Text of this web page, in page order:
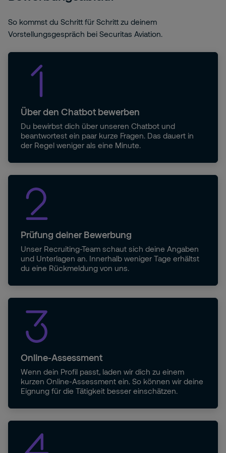
So kommst du Schritt für Schritt zu deinem
Vorstellungsgespräch bei Securitas Aviation.
Über den Chatbot bewerben
Du bewirbst dich über unseren Chatbot und
beantwortest ein paar kurze Fragen. Das dauert in
der Regel weniger als eine Minute.
Prüfung deiner Bewerbung
Unser Recruiting-Team schaut sich deine Angaben
und Unterlagen an. Innerhalb weniger Tage erhältst
du eine Rückmeldung von uns.
Online-Assessment
Wenn dein Profil passt, laden wir dich zu einem
kurzen Online-Assessment ein. So können wir deine
Eignung für die Tätigkeit besser einschätzen.